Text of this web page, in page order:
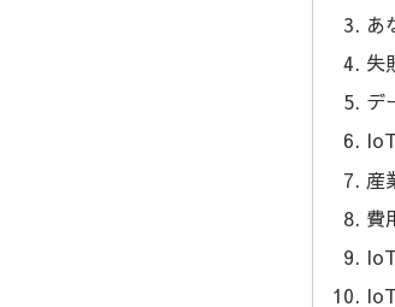
あ
失
デ
産
費